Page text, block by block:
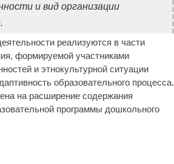
и вид организации
реализуются в части
формируемой участниками
и этнокультурной ситуации
образовательного процесса.
на расширение содержания
программы дошкольного